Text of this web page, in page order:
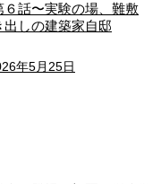
６話〜実験の場、難敷
しの建築家自邸
年5月25日